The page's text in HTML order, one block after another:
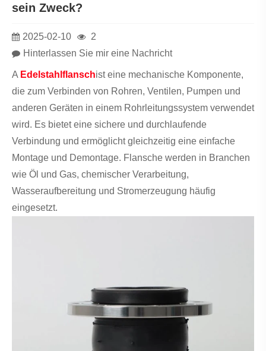
sein Zweck?
2025-02-10
2
Hinterlassen Sie mir eine Nachricht
A Edelstahlflanschist eine mechanische Komponente,
die zum Verbinden von Rohren, Ventilen, Pumpen und
anderen Geräten in einem Rohrleitungssystem verwendet
wird. Es bietet eine sichere und durchlaufende
Verbindung und ermöglicht gleichzeitig eine einfache
Montage und Demontage. Flansche werden in Branchen
wie Öl und Gas, chemischer Verarbeitung,
Wasseraufbereitung und Stromerzeugung häufig
eingesetzt.